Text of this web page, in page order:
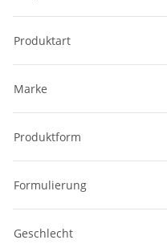
Produktart
Marke
Produktform
Formulierung
Geschlecht